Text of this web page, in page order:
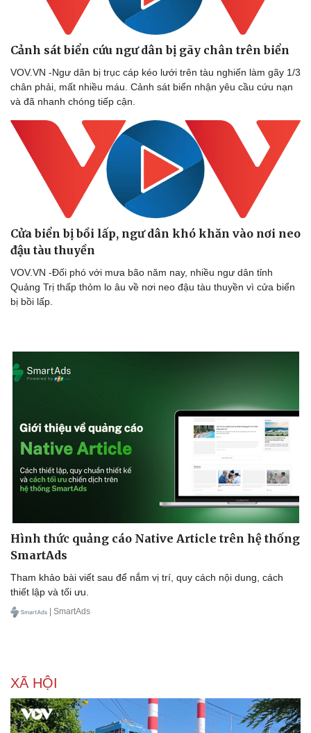
Sức khỏe
Dinh dưỡng - món ngon
Cây thuốc
Sản phụ khoa
Ăn sạch sống khỏe
Nhà đẹp
Cảnh sát biển cứu ngư dân bị gãy chân trên biển
VOV.VN -Ngư dân bị trục cáp kéo lưới trên tàu nghiến làm gãy 1/3
chân phải, mất nhiều máu. Cảnh sát biển nhận yêu cầu cứu nạn
và đã nhanh chóng tiếp cận.
Cửa biển bị bồi lấp, ngư dân khó khăn vào nơi neo
đậu tàu thuyền
VOV.VN -Đối phó với mưa bão năm nay, nhiều ngư dân tỉnh
Quảng Trị thấp thỏm lo âu về nơi neo đậu tàu thuyền vì cửa biển
bị bồi lấp.
Hình thức quảng cáo Native Article trên hệ thống
SmartAds
Tham khảo bài viết sau để nắm vị trí, quy cách nội dung, cách
thiết lập và tối ưu.
| SmartAds
XÃ HỘI